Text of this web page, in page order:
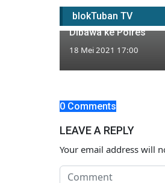
blokTuban TV
Dibubarkan Aparat, 4
Dibawa ke Polres
18 Mei 2021 17:00
0 Comments
LEAVE A REPLY
Your email address will